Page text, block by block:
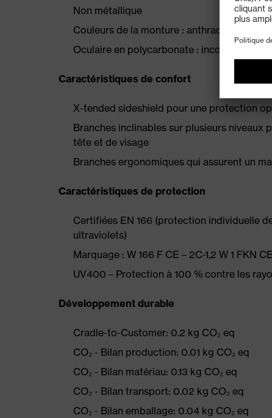
Non métallique
Couleurs de la monture : anthracite, bleu
Oculaire en polycarbonate : incolore
Caractéristiques de confort
X-tended sideshield pour une protection
Branches inclinables sur plusieurs
tête et de visage
Branches ergonomiques qui assurent un
Caractéristiques de protection
Certifiées EN 166 (protection individuelle
ultraviolets)
Marquage : W 166 F CE – 2C-1,2 W 1 FKN CE
UV400 – Protection à 100 % contre les
Développement durable
Cradle-to-Customer: 0.2 kg CO₂ eq
CO₂ - Bilan production: 0.01 kg CO₂ eq
CO₂ - Bilan matériau: 0.13 kg CO₂ eq
CO₂ - Bilan transport: 0.02 kg CO₂ eq
CO₂ - Bilan emballage: 0.04 kg CO₂ eq